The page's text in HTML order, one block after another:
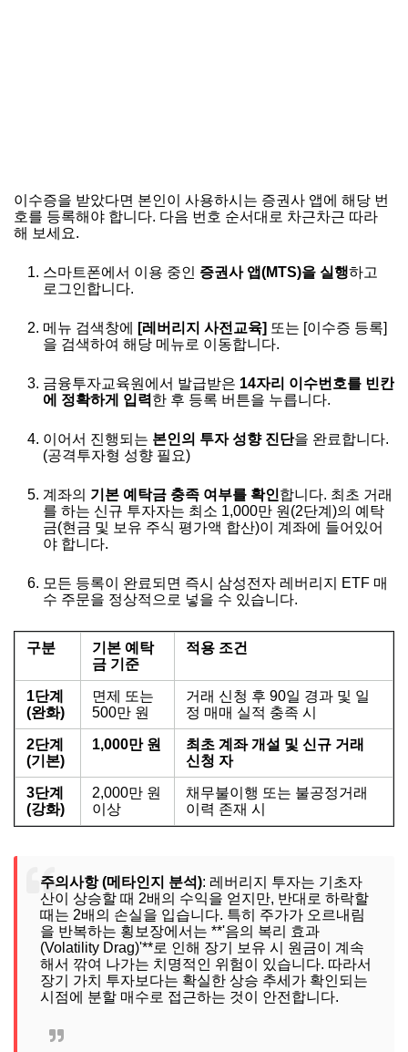
이수증을 받았다면 본인이 사용하시는 증권사 앱에 해당 번
호를 등록해야 합니다. 다음 번호 순서대로 차근차근 따라
해 보세요.
스마트폰에서 이용 중인 증권사 앱(MTS)을 실행하고
로그인합니다.
메뉴 검색창에 [레버리지 사전교육] 또는 [이수증 등록]
을 검색하여 해당 메뉴로 이동합니다.
금융투자교육원에서 발급받은 14자리 이수번호를 빈칸
에 정확하게 입력한 후 등록 버튼을 누릅니다.
이어서 진행되는 본인의 투자 성향 진단을 완료합니다.
(공격투자형 성향 필요)
계좌의 기본 예탁금 충족 여부를 확인합니다. 최초 거래
를 하는 신규 투자자는 최소 1,000만 원(2단계)의 예탁
금(현금 및 보유 주식 평가액 합산)이 계좌에 들어있어
야 합니다.
모든 등록이 완료되면 즉시 삼성전자 레버리지 ETF 매
수 주문을 정상적으로 넣을 수 있습니다.
구분
기본 예탁
금 기준
적용 조건
1단계
(완화)
면제 또는
500만 원
거래 신청 후 90일 경과 및 일
정 매매 실적 충족 시
2단계
(기본)
1,000만 원
최초 계좌 개설 및 신규 거래
신청 자
3단계
(강화)
2,000만 원
이상
채무불이행 또는 불공정거래
이력 존재 시
주의사항 (메타인지 분석): 레버리지 투자는 기초자
산이 상승할 때 2배의 수익을 얻지만, 반대로 하락할
때는 2배의 손실을 입습니다. 특히 주가가 오르내림
을 반복하는 횡보장에서는 **'음의 복리 효과
(Volatility Drag)'**로 인해 장기 보유 시 원금이 계속
해서 깎여 나가는 치명적인 위험이 있습니다. 따라서
장기 가치 투자보다는 확실한 상승 추세가 확인되는
시점에 분할 매수로 접근하는 것이 안전합니다.